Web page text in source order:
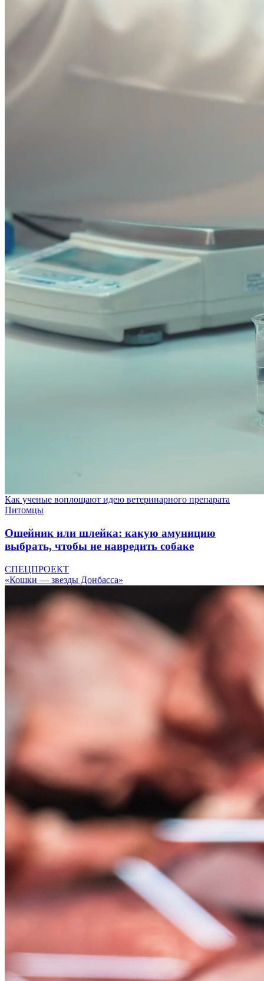
Как ученые воплощают идею ветеринарного препарата
Питомцы
Ошейник или шлейка: какую амуницию
выбрать, чтобы не навредить собаке
СПЕЦПРОЕКТ
«Кошки — звезды Донбасса»